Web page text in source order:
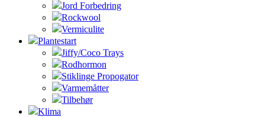
Jord Forbedring
Rockwool
Vermiculite
Plantestart
Jiffy/Coco Trays
Rodhormon
Stiklinge Propogator
Varmemåtter
Tilbehør
Klima